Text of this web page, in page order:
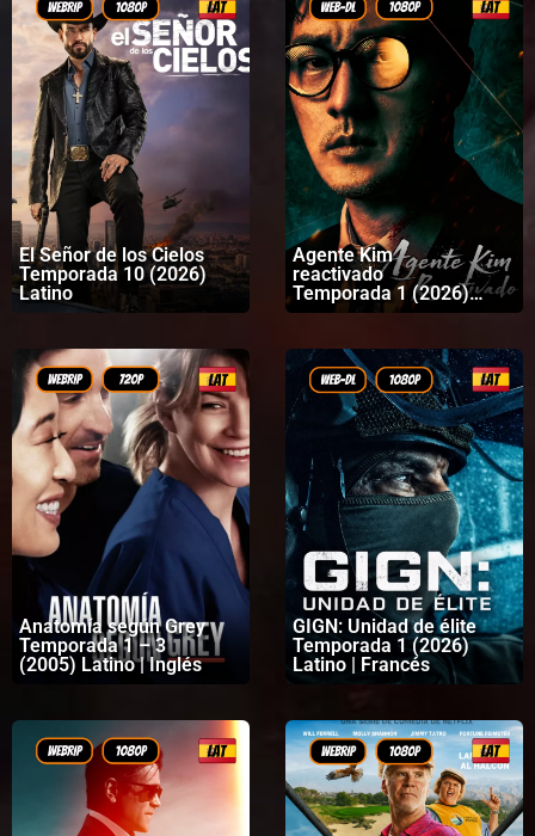
El Señor de los Cielos
Temporada 10 (2026)
Latino
Agente Kim
reactivado
Temporada 1 (2026)
Latino | Coreano
Anatomía según Grey
Temporada 1 – 3
(2005) Latino | Inglés
GIGN: Unidad de élite
Temporada 1 (2026)
Latino | Francés